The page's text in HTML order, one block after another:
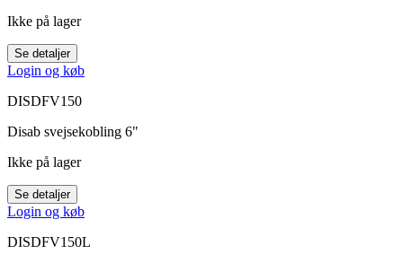
Ikke på lager
Se detaljer
Login og køb
DISDFV150
Disab svejsekobling 6"
Ikke på lager
Se detaljer
Login og køb
DISDFV150L